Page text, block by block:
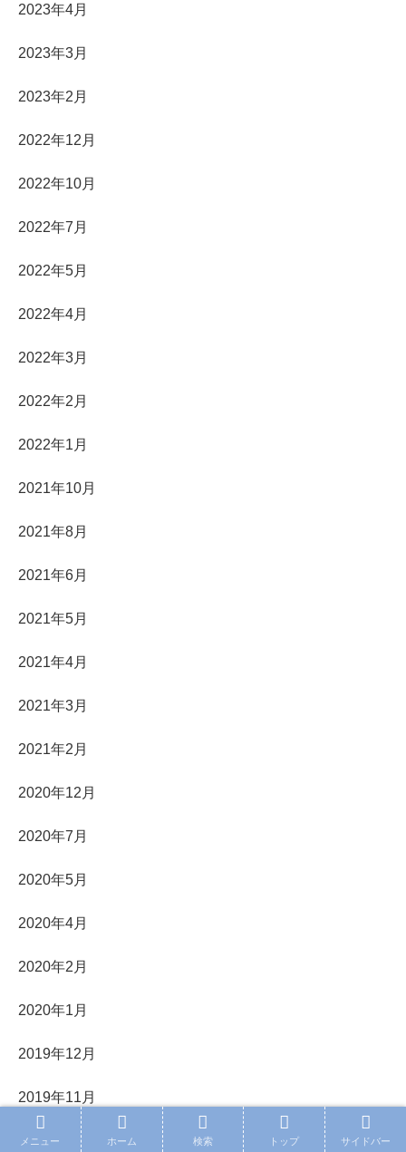
2023年4月
2023年3月
2023年2月
2022年12月
2022年10月
2022年7月
2022年5月
2022年4月
2022年3月
2022年2月
2022年1月
2021年10月
2021年8月
2021年6月
2021年5月
2021年4月
2021年3月
2021年2月
2020年12月
2020年7月
2020年5月
2020年4月
2020年2月
2020年1月
2019年12月
2019年11月
2019年10月
メニュー ホーム 検索 トップ サイドバー